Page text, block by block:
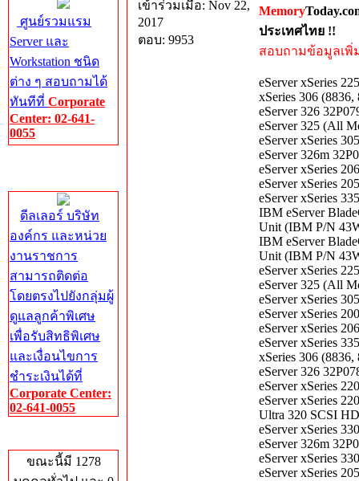
ศูนย์รวมแรม
Server และ
Workstation ชนิด
ต่าง ๆ สอบถามได้
ทันทีที่ Corporate
Center: 02-641-
0055
ดีลเลอร์ บริษัท
องค์กร และหน่วย
งานราชการ
สามารถติดต่อ
โดยตรงไปยังกลุ่มผู้
ดูแลลูกค้าพิเศษ
เพื่อรับสิทธิพิเศษ
และเงื่อนไขการ
ชำระเงินได้ที่
Corporate Center:
02-641-0055
ขณะนี้มี 1278
เข้าร่วมเมื่อ: Nov 22,
2017
ตอบ: 9953
Memory
ประเทศไทย !!
สอบถามข้อมูลเพิ่
eServer xSeries
xSeries 306
eServer 326
eServer 325 (All
eServer xSeries
eServer 326m
eServer xSeries
eServer xSeries
eServer xSeries
IBM eServer
Unit (IBM P/N
IBM eServer
Unit (IBM P/N
eServer xSeries
eServer 325 (All
eServer xSeries
eServer xSeries
eServer xSeries
eServer xSeries
xSeries 306
eServer 326
eServer xSeries
eServer xSeries
Ultra 320 SCSI
eServer xSeries
eServer 326m
eServer xSeries
eServer xSeries